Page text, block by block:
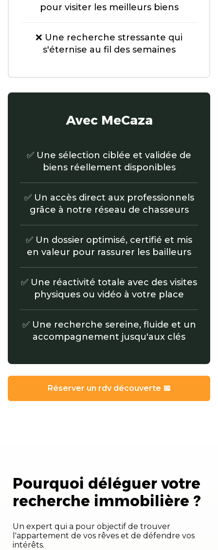
pour visiter les meilleurs biens
❌ Une recherche stressante qui
s'éternise au fil des semaines
Avec MeCaza
✅ Une sélection ciblée et validée de
biens réellement disponibles
✅ Un accès direct aux professionnels
grâce à notre réseau de chasseurs
✅ Un dossier optimisé, certifié et mis
en valeur pour rassurer les bailleurs
✅ Une réactivité totale avec des visites
physiques ou vidéo à votre place
✅ Une recherche sereine, fluide et un
accompagnement jusqu'aux clés
Réserver un rdv découverte 📅
Pourquoi déléguer votre
recherche immobilière ?
Un expert qui a pour objectif de trouver
l'appartement de vos rêves et de défendre vos
intérêts.